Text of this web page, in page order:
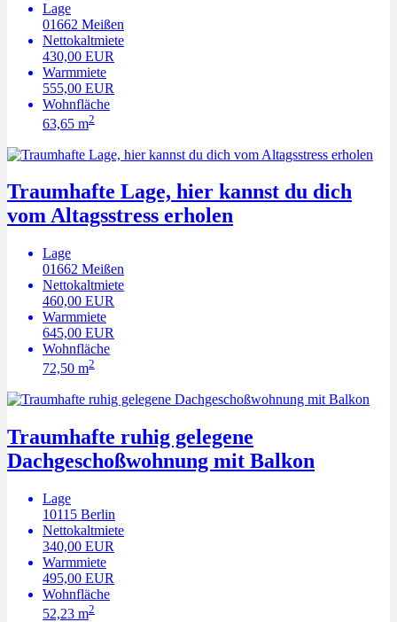
Lage
01662 Meißen
Nettokaltmiete
430,00 EUR
Warmmiete
555,00 EUR
Wohnfläche
63,65 m2
Traumhafte Lage, hier kannst du dich
vom Altagsstress erholen
Lage
01662 Meißen
Nettokaltmiete
460,00 EUR
Warmmiete
645,00 EUR
Wohnfläche
72,50 m2
Traumhafte ruhig gelegene
Dachgeschoßwohnung mit Balkon
Lage
10115 Berlin
Nettokaltmiete
340,00 EUR
Warmmiete
495,00 EUR
Wohnfläche
52,23 m2